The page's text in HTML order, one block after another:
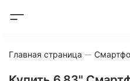
Главная страница